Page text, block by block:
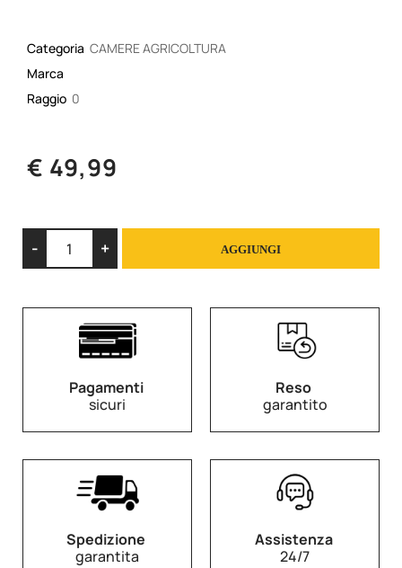
Categoria CAMERE AGRICOLTURA
Marca
Raggio 0
€ 49,99
AGGIUNGI
Pagamenti
sicuri
Reso
garantito
Spedizione
garantita
Assistenza
24/7